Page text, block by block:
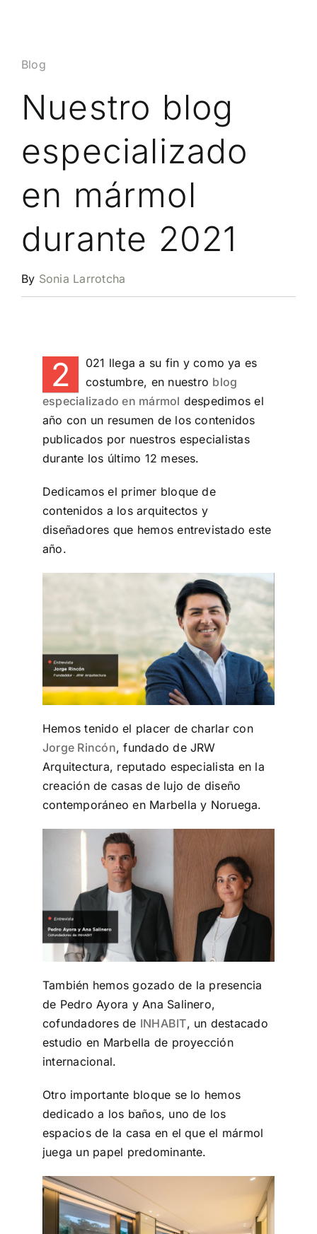
Blog
Nuestro blog
especializado
en mármol
durante 2021
By Sonia Larrotcha
2
021 llega a su fin y como ya es
costumbre, en nuestro blog
especializado en mármol despedimos el
año con un resumen de los contenidos
publicados por nuestros especialistas
durante los último 12 meses.
Dedicamos el primer bloque de
contenidos a los arquitectos y
diseñadores que hemos entrevistado este
año.
Hemos tenido el placer de charlar con
Jorge Rincón, fundado de JRW
Arquitectura, reputado especialista en la
creación de casas de lujo de diseño
contemporáneo en Marbella y Noruega.
También hemos gozado de la presencia
de Pedro Ayora y Ana Salinero,
cofundadores de INHABIT, un destacado
estudio en Marbella de proyección
internacional.
Otro importante bloque se lo hemos
dedicado a los baños, uno de los
espacios de la casa en el que el mármol
juega un papel predominante.